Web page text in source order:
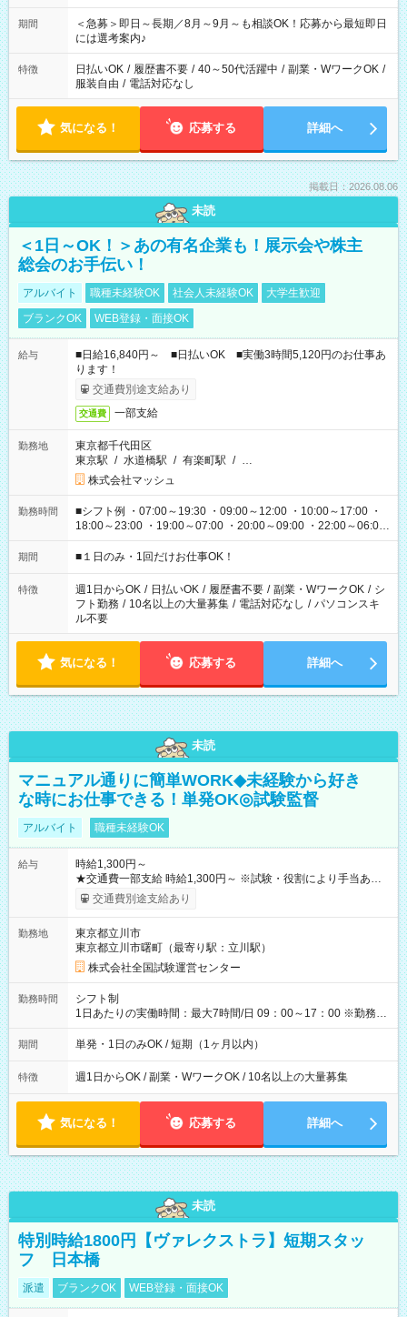
ば前職が、 在宅/財団法人/事務/コールセンター/受付/販売/カフェ
スタッフ スイーツ販売/ホテルフロント/化粧品販売/など 様々な
業界から入社して活躍されています♪
期間
＜急募＞即日～長期／8月～9月～も相談OK！応募から最短即日
には選考案内♪
特徴 日払いOK / 履歴書不要 / 40～50代活躍中 / 副業・WワークOK /
服装自由 / 電話対応なし
気になる！ 応募する 詳細へ
掲載日：2026.08.06
未読
＜1日～OK！＞あの有名企業も！展示会や株主
総会のお手伝い！
アルバイト 職種未経験OK 社会人未経験OK
大学生歓迎
ブランクOK
WEB登録・面接OK
給与
■日給16,840円～ ■日払いOK ■実働3時間5,120円のお仕事あ
ります！
交通費別途支給あり
交通費 一部支給
勤務地
東京都千代田区
東京駅 / 水道橋駅 / 有楽町駅 / …
株式会社マッシュ
勤務時間
■シフト例 ・07:00～19:30 ・09:00～12:00 ・10:00～17:00 ・
18:00～23:00 ・19:00～07:00 ・20:00～09:00 ・22:00～06:00
etc ★最短で3時間で5,120円のお仕事から 15時間で2万円近く稼
げるお仕事も！ ご希望のお時間に合わせてご紹介！ ※シフトは
ください！
期間 ■１日のみ・1回だけお仕事OK！
特徴 週1日からOK / 日払いOK / 履歴書不要 / 副業・WワークOK / シ
フト勤務 / 10名以上の大量募集 / 電話対応なし / パソコンスキ
ル不要
気になる！ 応募する 詳細へ
未読
マニュアル通りに簡単WORK◆未経験から好き
な時にお仕事できる！単発OK◎試験監督
アルバイト 職種未経験OK
給与
時給1,300円～
★交通費一部支給 時給1,300円～ ※試験・役割により手当あり
※勤務回数により昇給あり 【即給（前払い）オプションあ
り！】 希望される場合、勤務から1週間ほどで給与の一部を受け
例】 ・河合塾模擬試験 8:30～17:30（休憩1時間） 時給1,300円
×8時間＝日収10,400円＋交通費 ※当日の役割により時給＋100
円の場合あり ・国家試験 7:00～13:30（休憩なし） 時給1,300
円（役割手当＋100円）×6時間＝日収8,400円＋交通費 【試用期
間】試用期間なし
交通費別途支給あり
勤務地
東京都立川市
東京都立川市曙町（最寄り駅：立川駅）
株式会社全国試験運営センター
勤務時間
シフト制
1日あたりの実働時間：最大7時間/日 09：00～17：00 ※勤務時
間は 試験により異なります。
期間 単発・1日のみOK / 短期（1ヶ月以内）
特徴 週1日からOK / 副業・WワークOK / 10名以上の大量募集
気になる！ 応募する 詳細へ
未読
特別時給1800円【ヴァレクストラ】短期スタッ
フ 日本橋
派遣 ブランクOK WEB登録・面接OK